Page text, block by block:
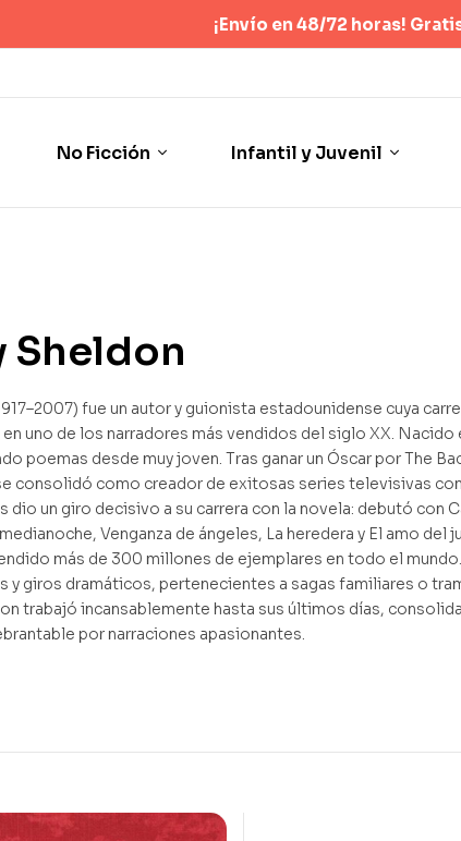
¡Envío en 48/72 horas! Gratis para
No Ficción Infantil y Juvenil
Sheldon
fue un autor y guionista estadounidense cuya
uno de los narradores más vendidos del siglo XX.
poemas desde muy joven. Tras ganar un Óscar por The
consolidó como creador de exitosas series televisivas
dio un giro decisivo a su carrera con la novela: debutó con
Venganza de ángeles, La heredera y El amo
más de 300 millones de ejemplares en todo el
y giros dramáticos, pertenecientes a sagas familiares o
trabajó incansablemente hasta sus últimos días,
por narraciones apasionantes.